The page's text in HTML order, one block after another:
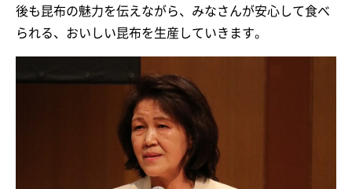
後も昆布の魅力を伝えながら、みなさんが安心して食べ
られる、おいしい昆布を生産していきます。